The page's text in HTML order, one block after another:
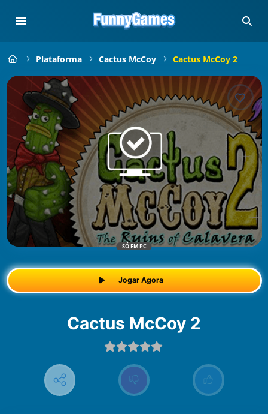
Plataforma Cactus McCoy Cactus McCoy 2
SÓ EM PC
Jogar Agora
Cactus McCoy 2